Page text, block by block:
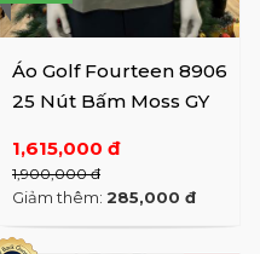
Áo Golf Fourteen 8906
25 Nút Bấm Moss GY
1,615,000 đ
1,900,000 đ
Giảm thêm: 285,000 đ